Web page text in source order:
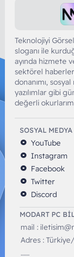
Teknolojiyi
sloganı ile
ayında hizmete
sektörel
donanımı,
yazılımlar gibi
değerli
SOSYAL
YouTube
Instagram
Facebook
Twitter
Discord
MODART PC
mail :
Adres :
......